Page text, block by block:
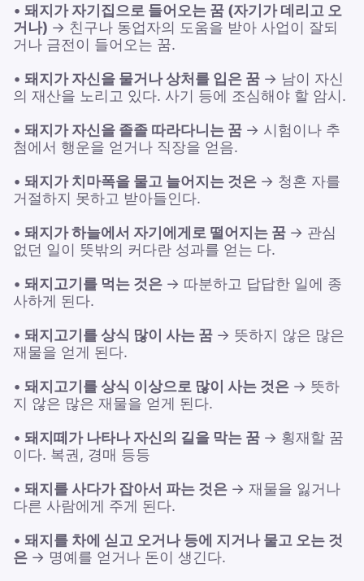
• 돼지가 자기집으로 들어오는 꿈 (자기가 데리고 오
거나) → 친구나 동업자의 도움을 받아 사업이 잘되
거나 금전이 들어오는 꿈.
• 돼지가 자신을 물거나 상처를 입은 꿈 → 남이 자신
의 재산을 노리고 있다. 사기 등에 조심해야 할 암시.
• 돼지가 자신을 졸졸 따라다니는 꿈 → 시험이나 추
첨에서 행운을 얻거나 직장을 얻음.
• 돼지가 치마폭을 물고 늘어지는 것은 → 청혼 자를
거절하지 못하고 받아들인다.
• 돼지가 하늘에서 자기에게로 떨어지는 꿈 → 관심
없던 일이 뜻밖의 커다란 성과를 얻는 다.
• 돼지고기를 먹는 것은 → 따분하고 답답한 일에 종
사하게 된다.
• 돼지고기를 상식 많이 사는 꿈 → 뜻하지 않은 많은
재물을 얻게 된다.
• 돼지고기를 상식 이상으로 많이 사는 것은 → 뜻하
지 않은 많은 재물을 얻게 된다.
• 돼지떼가 나타나 자신의 길을 막는 꿈 → 횡재할 꿈
이다. 복권, 경매 등등
• 돼지를 사다가 잡아서 파는 것은 → 재물을 잃거나
다른 사람에게 주게 된다.
• 돼지를 차에 싣고 오거나 등에 지거나 물고 오는 것
은 → 명예를 얻거나 돈이 생긴다.